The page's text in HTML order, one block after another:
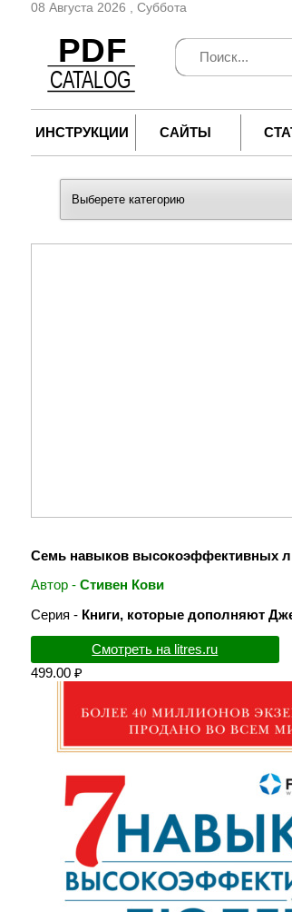
08 Августа 2026 , Суббота
ИНСТРУКЦИИ САЙТЫ
Семь навыков высокоэффективных
Автор - Стивен Кови
Серия - Книги, которые дополняют
Смотреть на litres.ru
499.00 ₽